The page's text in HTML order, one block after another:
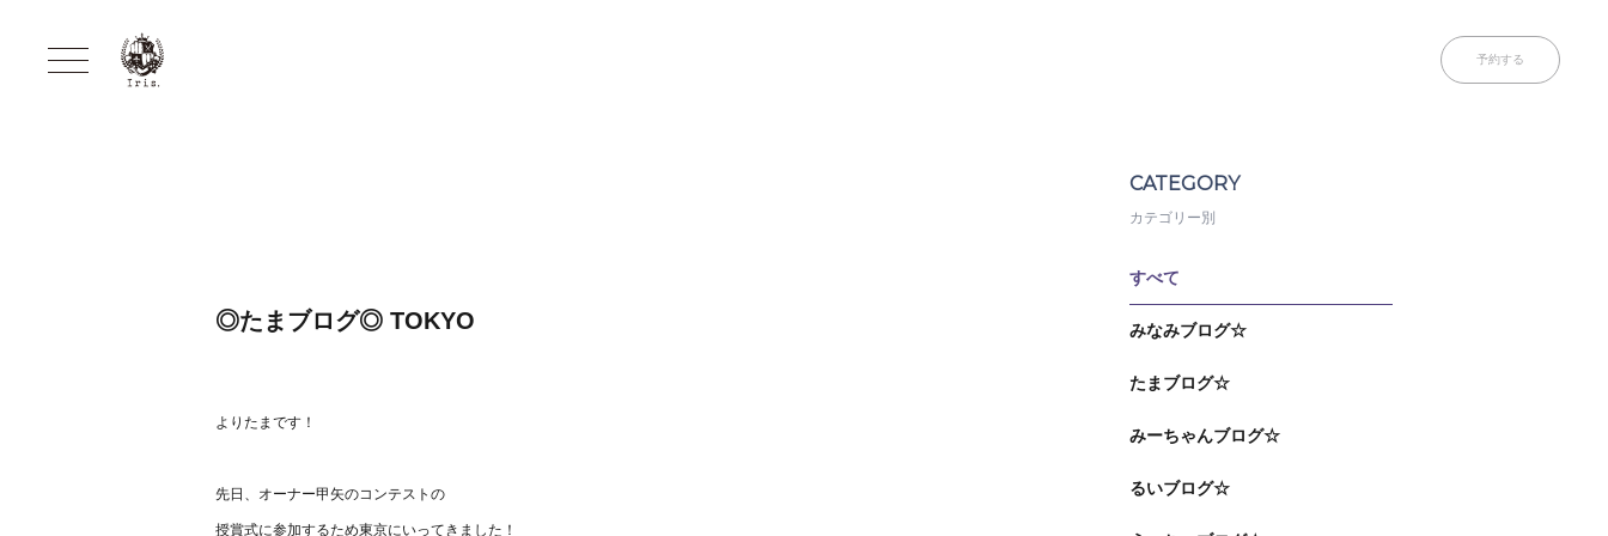
予約する
CATEGORY
カテゴリー別
すべて
みなみブログ☆
たまブログ☆
みーちゃんブログ☆
るいブログ☆
◎たまブログ◎ TOKYO
よりたまです！
先日、オーナー甲矢のコンテストの
授賞式に参加するため東京にいってきました！